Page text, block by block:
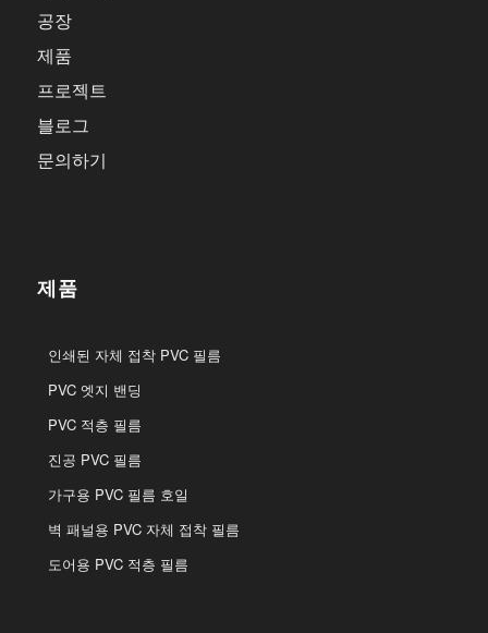
공장
제품
프로젝트
블로그
문의하기
제품
인쇄된 자체 접착 PVC 필름
PVC 엣지 밴딩
PVC 적층 필름
진공 PVC 필름
가구용 PVC 필름 호일
벽 패널용 PVC 자체 접착 필름
도어용 PVC 적층 필름